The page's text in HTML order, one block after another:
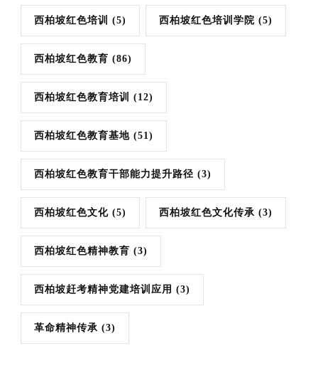
西柏坡红色培训 (5) 西柏坡红色培训学院 (5)
西柏坡红色教育 (86)
西柏坡红色教育培训 (12)
西柏坡红色教育基地 (51)
西柏坡红色教育干部能力提升路径 (3)
西柏坡红色文化 (5) 西柏坡红色文化传承 (3)
西柏坡红色精神教育 (3)
西柏坡赶考精神党建培训应用 (3)
革命精神传承 (3)